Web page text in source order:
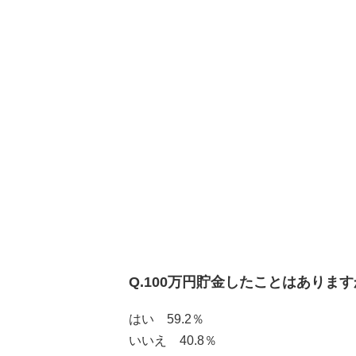
Q.100万円貯金したことはありま
はい 59.2％
いいえ 40.8％